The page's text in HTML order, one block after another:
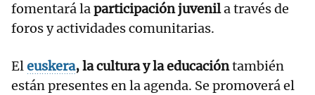
fomentará laparticipación juvenila través de
foros y actividades comunitarias.
Eleuskera, la cultura y la educacióntambién
están presentes en la agenda. Se promoverá el